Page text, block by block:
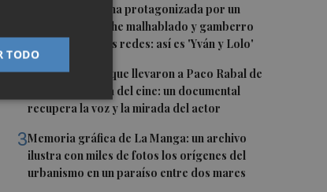
La serie murciana protagonizada por un
conejo de peluche malhablado y gamberro
que triunfa en las redes: así es 'Yván y Lolo'
2Las '200 vidas' que llevaron a Paco Rabal de
Águilas a la cima del cine: un documental
recupera la voz y la mirada del actor
3Memoria gráfica de La Manga: un archivo
ilustra con miles de fotos los orígenes del
urbanismo en un paraíso entre dos mares
TODO